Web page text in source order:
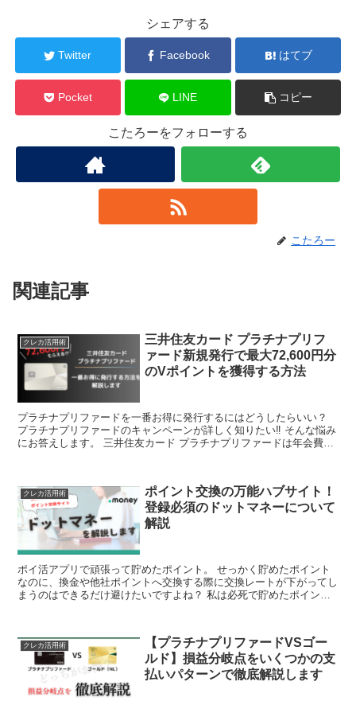
シェアする
Twitter Facebook はてブ
Pocket LINE コピー
こたろーをフォローする
こたろー
関連記事
クレカ活用術
三井住友カード プラチナプリフ
ァード新規発行で最大72,600円分
のVポイントを獲得する方法
プラチナプリファードを一番お得に発行するにはどうしたらいい？
プラチナプリファードのキャンペーンが詳しく知りたい‼ そんな悩み
にお答えします。 三井住友カード プラチナプリファードは年会費が
クレカ活用術
ポイント交換の万能ハブサイト！
登録必須のドットマネーについて
解説
ポイ活アプリで頑張って貯めたポイント。 せっかく貯めたポイント
なのに、換金や他社ポイントへ交換する際に交換レートが下がってし
まうのはできるだけ避けたいですよね？ 私は必死で貯めたポイント
クレカ活用術
【プラチナプリファードVSゴー
ルド】損益分岐点をいくつかの支
払いパターンで徹底解説します